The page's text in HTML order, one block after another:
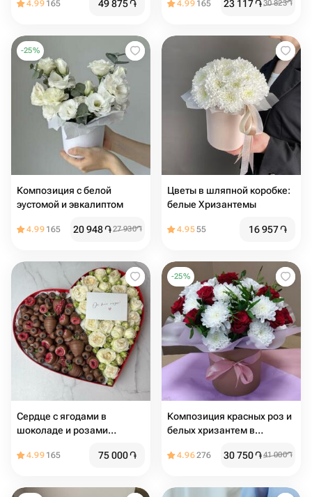
4.99 165 49 875֏ 4.99 165 23 117֏30 823֏
-25%
Композиция с белой
эустомой и эвкалиптом
4.99 165 20 948֏27 930֏
Цвeты в шляпной коробке:
белые Хризантемы
4.9555 16 957֏
Сердце с ягодами в
шоколаде и розами
4.99 165 75 000֏
-25%
Композиция красных роз и
белых хризантем в
4.96276 30 750֏41 000֏